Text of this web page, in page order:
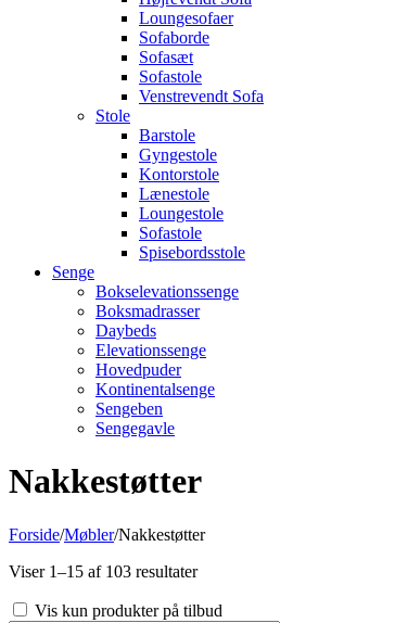
Loungesofaer
Sofaborde
Sofasæt
Sofastole
Venstrevendt Sofa
Stole
Barstole
Gyngestole
Kontorstole
Lænestole
Loungestole
Sofastole
Spisebordsstole
Senge
Bokselevationssenge
Boksmadrasser
Daybeds
Elevationssenge
Hovedpuder
Kontinentalsenge
Sengeben
Sengegavle
Nakkestøtter
Forside/Møbler/Nakkestøtter
Viser 1–15 af 103 resultater
Vis kun produkter på tilbud